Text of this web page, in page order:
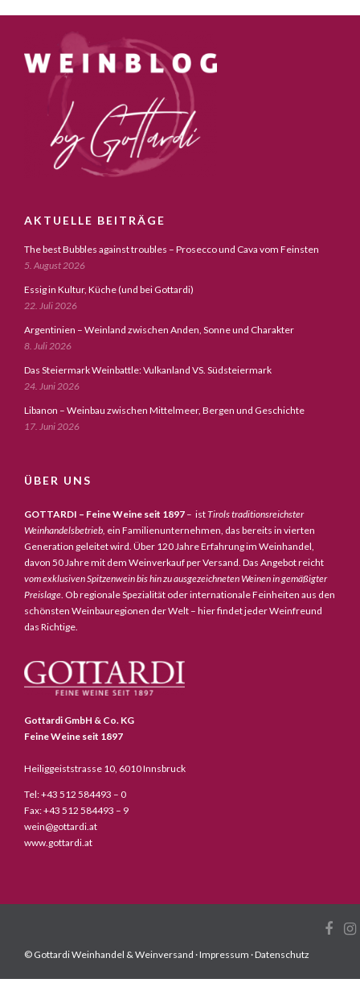
AKTUELLE BEITRÄGE
The best Bubbles against troubles – Prosecco und Cava vom Feinsten
5. August 2026
Essig in Kultur, Küche (und bei Gottardi)
22. Juli 2026
Argentinien – Weinland zwischen Anden, Sonne und Charakter
8. Juli 2026
Das Steiermark Weinbattle: Vulkanland VS. Südsteiermark
24. Juni 2026
Libanon – Weinbau zwischen Mittelmeer, Bergen und Geschichte
17. Juni 2026
ÜBER UNS
GOTTARDI – Feine Weine seit 1897 – istTirols traditionsreichster
Weinhandelsbetrieb, ein Familienunternehmen, das bereits in vierten
Generation geleitet wird. Über 120 Jahre Erfahrung im Weinhandel,
davon 50 Jahre mit dem Weinverkauf per Versand. Das Angebot reicht
vom exklusiven Spitzenwein bis hin zu ausgezeichneten Weinen in gemäßigter
Preislage . Ob regionale Spezialität oder internationale Feinheiten aus den
schönsten Weinbauregionen der Welt – hier findet jeder Weinfreund
das Richtige.
Gottardi GmbH & Co. KG
Feine Weine seit 1897
Heiliggeiststrasse 10, 6010 Innsbruck
Tel: +43 512 584493 – 0
Fax: +43 512 584493 – 9
wein@gottardi.at
www.gottardi.at
© Gottardi Weinhandel & Weinversand ·Impressum ·Datenschutz